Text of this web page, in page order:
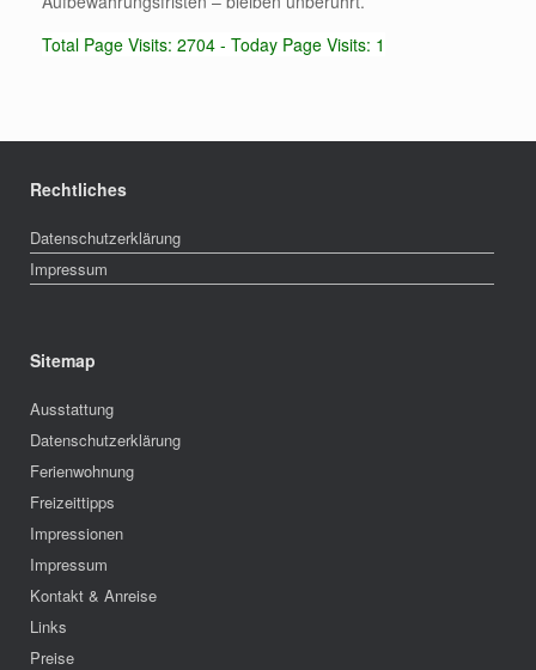
Total Page Visits: 2704 - Today Page Visits: 1
Rechtliches
Datenschutzerklärung
Impressum
Sitemap
Ausstattung
Datenschutzerklärung
Ferienwohnung
Freizeittipps
Impressionen
Impressum
Kontakt & Anreise
Links
Preise